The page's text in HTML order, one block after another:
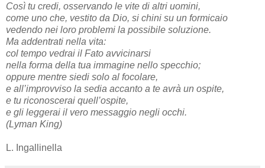
Così tu credi, osservando le vite di altri uomini,
come uno che, vestito da Dio, si chini su un formicaio
vedendo nei loro problemi la possibile soluzione.
Ma addentrati nella vita:
col tempo vedrai il Fato avvicinarsi
nella forma della tua immagine nello specchio;
oppure mentre siedi solo al focolare,
e all’improvviso la sedia accanto a te avrà un ospite,
e tu riconoscerai quell’ospite,
e gli leggerai il vero messaggio negli occhi.
(Lyman King)
L. Ingallinella